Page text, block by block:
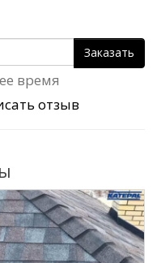
Заказать
время
отзыв